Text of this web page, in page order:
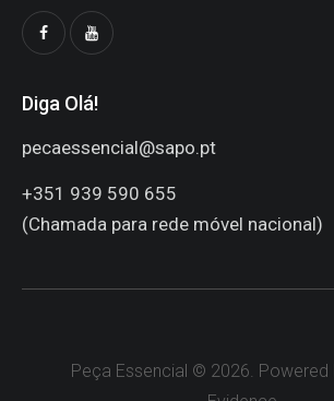
Diga Olá!
pecaessencial@sapo.pt
+351 939 590 655
(Chamada para rede móvel nacional)
Peça Essencial © 2026. Powered